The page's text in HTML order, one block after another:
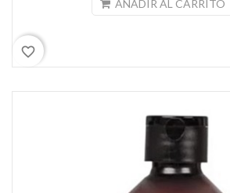
AÑADIR AL CARRITO
favorite_border